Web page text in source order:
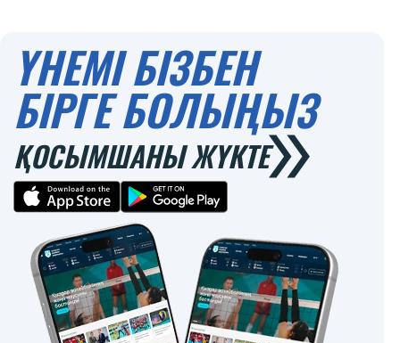
ҮНЕМІ БІЗБЕН
БІРГЕ БОЛЫҢЫЗ
ҚОСЫМШАНЫ ЖҮКТЕ